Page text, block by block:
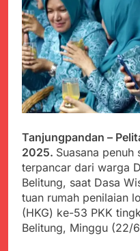
Tanjungpandan –
2025. Suasana
terpancar dari warga
Belitung, saat Dasa
tuan rumah penilaian
(HKG) ke-53 PKK
Belitung, Minggu (22/